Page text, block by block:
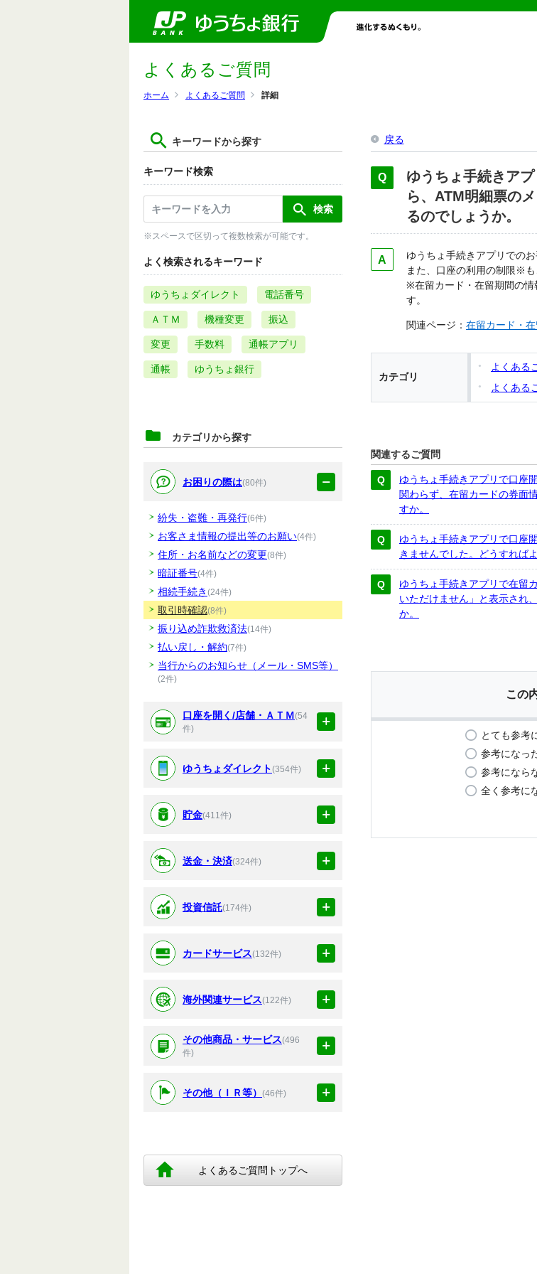
ホーム よくあるご質問 詳細
よくあるご質問
キーワードから探す
キーワード検索
※スペースで区切って複数検索が可能です。
よく検索されるキーワード
ゆうちょダイレクト 電話番号
ＡＴＭ 機種変更 振込
変更 手数料 通帳アプリ
通帳 ゆうちょ銀行
カテゴリから探す
お困りの際は(80件)
紛失・盗難・再発行(6件)
お客さま情報の提出等のお願い(4件)
住所・お名前などの変更(8件)
暗証番号(4件)
相続手続き (24件)
取引時確認(8件)
振り込め詐欺救済法(14件)
払い戻し・解約(7件)
当行からのお知らせ（メール・SMS等）
(2件)
口座を開く/店舗・ＡＴＭ(54
件)
ゆうちょダイレクト(354件)
貯金(411件)
送金・決済(324件)
投資信託(174件)
カードサービス(132件)
海外関連サービス(122件)
その他商品・サービス(496
件)
その他（ＩＲ等） (46件)
よくあるご質問トップへ
戻る
ゆうちょ手続きア
ら、ATM明細票の
るのでしょうか。
ゆうちょ手続きアプリでの
また、口座の利用の制限※も
※在留カード・在留期間の情
す。
関連ページ： 在留カード・
カテゴリ
よくある
よくある
関連するご質問
ゆうちょ手続きアプリで口座
関わらず、在留カードの券面
すか。
ゆうちょ手続きアプリで口座
きませんでした。どうすれば
ゆうちょ手続きアプリで在留
いただけません」と表示され
か。
この
とても参考
参考になっ
参考になら
全く参考に